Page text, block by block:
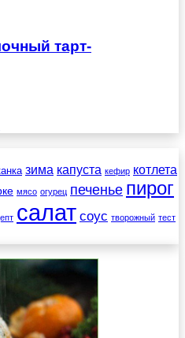
тарт-
зима капуста кефир котлета
мясо огурец печенье пирог
салат соус творожный тест